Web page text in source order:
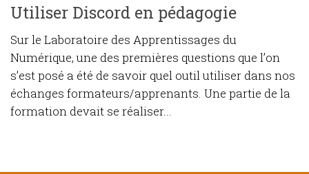
Utiliser Discord en pédagogie
Sur le Laboratoire des Apprentissages du
Numérique, une des premières questions que l’on
s’est posé a été de savoir quel outil utiliser dans nos
échanges formateurs/apprenants. Une partie de la
formation devait se réaliser...